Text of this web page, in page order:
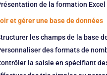
de la formation
et gérer une base de données
les champs de la base
des formats de
la saisie en spécifiant